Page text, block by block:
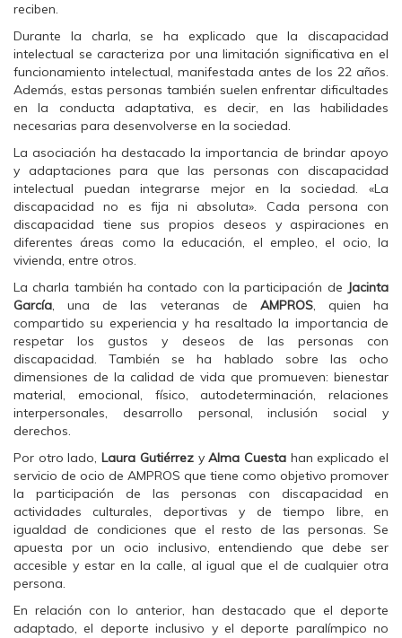
e
n
u
n
a
v
e
n
a
a
n
u
e
v
a
)
u
n
a
v
e
n
t
n
n
u
e
v
a
)
n
u
n
a
v
e
n
a
a
n
u
e
v
a
)
reciben.
Durante la charla, se ha explicado que la discapacidad
intelectual se caracteriza por una limitación significativa en el
funcionamiento intelectual, manifestada antes de los 22 años.
Además, estas personas también suelen enfrentar dificultades
en la conducta adaptativa, es decir, en las habilidades
necesarias para desenvolverse en la sociedad.
La asociación ha destacado la importancia de brindar apoyo
y adaptaciones para que las personas con discapacidad
intelectual puedan integrarse mejor en la sociedad. «La
discapacidad no es fija ni absoluta». Cada persona con
discapacidad tiene sus propios deseos y aspiraciones en
diferentes áreas como la educación, el empleo, el ocio, la
vivienda, entre otros.
La charla también ha contado con la participación de Jacinta
García, una de las veteranas de AMPROS, quien ha
compartido su experiencia y ha resaltado la importancia de
respetar los gustos y deseos de las personas con
discapacidad. También se ha hablado sobre las ocho
dimensiones de la calidad de vida que promueven: bienestar
material, emocional, físico, autodeterminación, relaciones
interpersonales, desarrollo personal, inclusión social y
derechos.
Por otro lado, Laura GutiérrezyAlma Cuestahan explicado el
servicio de ocio de AMPROS que tiene como objetivo promover
la participación de las personas con discapacidad en
actividades culturales, deportivas y de tiempo libre, en
igualdad de condiciones que el resto de las personas. Se
apuesta por un ocio inclusivo, entendiendo que debe ser
accesible y estar en la calle, al igual que el de cualquier otra
persona.
En relación con lo anterior, han destacado que el deporte
adaptado, el deporte inclusivo y el deporte paralímpico no